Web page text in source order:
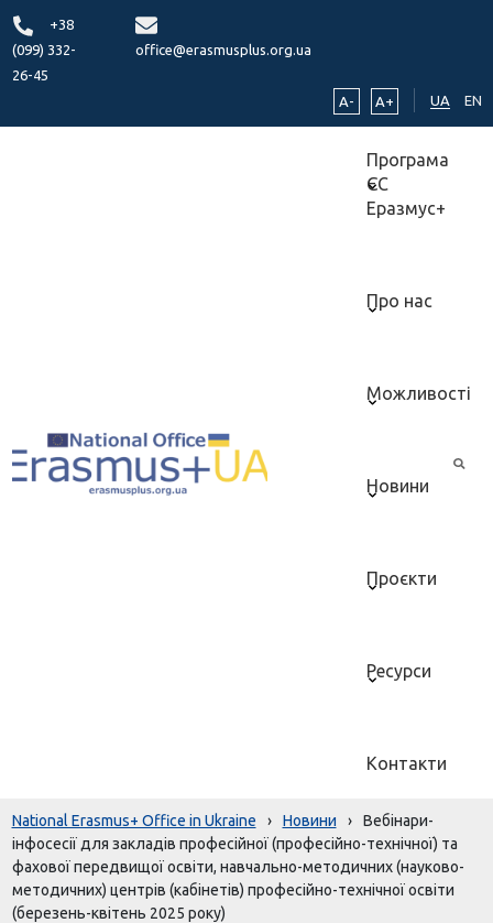
+38
(099) 332-
26-45
office@erasmusplus.org.ua
A- A+ UA EN
Програма
ЄС
Еразмус+
Про нас
Можливості
Новини
Проєкти
Ресурси
Контакти
National Erasmus+ Office in Ukraine › Новини ›
Вебінари-
інфосесії для закладів професійної (професійно-технічної) та
фахової передвищої освіти, навчально-методичних (науково-
методичних) центрів (кабінетів) професійно-технічної освіти
(березень-квітень 2025 року)